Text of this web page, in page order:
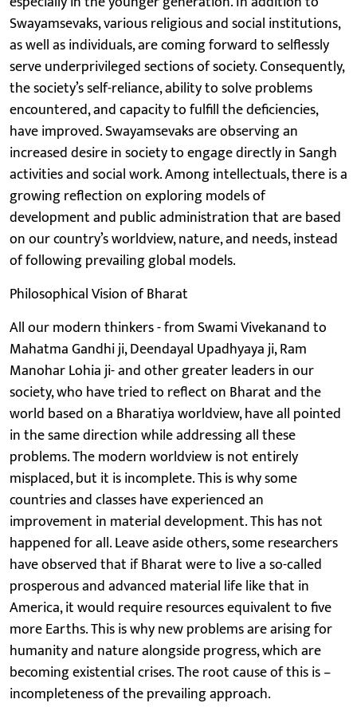
Swayamsevaks, various religious and social institutions,
as well as individuals, are coming forward to selflessly
serve underprivileged sections of society. Consequently,
the society’s self-reliance, ability to solve problems
encountered, and capacity to fulfill the deficiencies,
have improved. Swayamsevaks are observing an
increased desire in society to engage directly in Sangh
activities and social work. Among intellectuals, there is a
growing reflection on exploring models of
development and public administration that are based
on our country’s worldview, nature, and needs, instead
of following prevailing global models.
Philosophical Vision of Bharat
All our modern thinkers - from Swami Vivekanand to
Mahatma Gandhi ji, Deendayal Upadhyaya ji, Ram
Manohar Lohia ji- and other greater leaders in our
society, who have tried to reflect on Bharat and the
world based on a Bharatiya worldview, have all pointed
in the same direction while addressing all these
problems. The modern worldview is not entirely
misplaced, but it is incomplete. This is why some
countries and classes have experienced an
improvement in material development. This has not
happened for all. Leave aside others, some researchers
have observed that if Bharat were to live a so-called
prosperous and advanced material life like that in
America, it would require resources equivalent to five
more Earths. This is why new problems are arising for
humanity and nature alongside progress, which are
becoming existential crises. The root cause of this is –
incompleteness of the prevailing approach.